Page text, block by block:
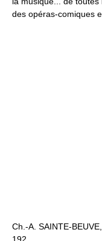
des opéras-comiques
Ch.-A. SAINTE-BEUVE,
192.